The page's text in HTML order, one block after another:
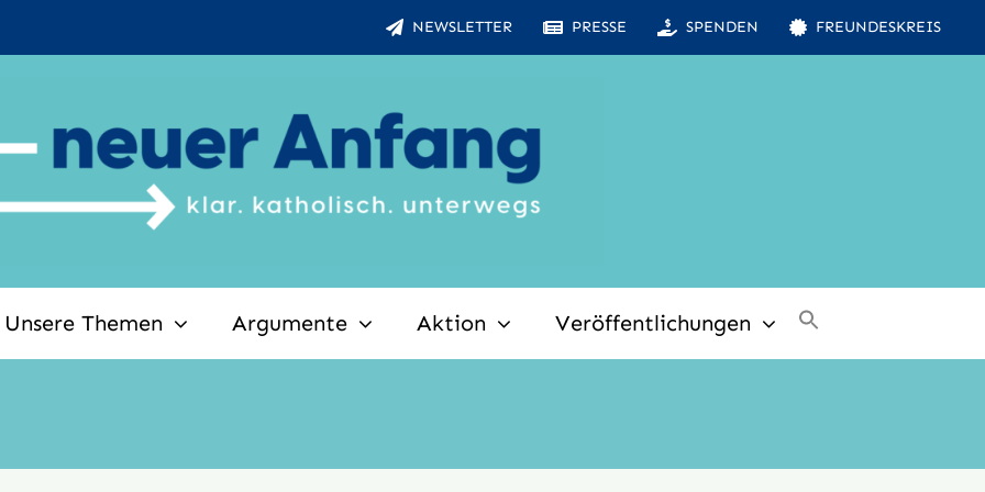
NEWSLETTER PRESSE SPENDEN FREUNDESKREIS
Unsere Themen Argumente Aktion Veröffentlichungen